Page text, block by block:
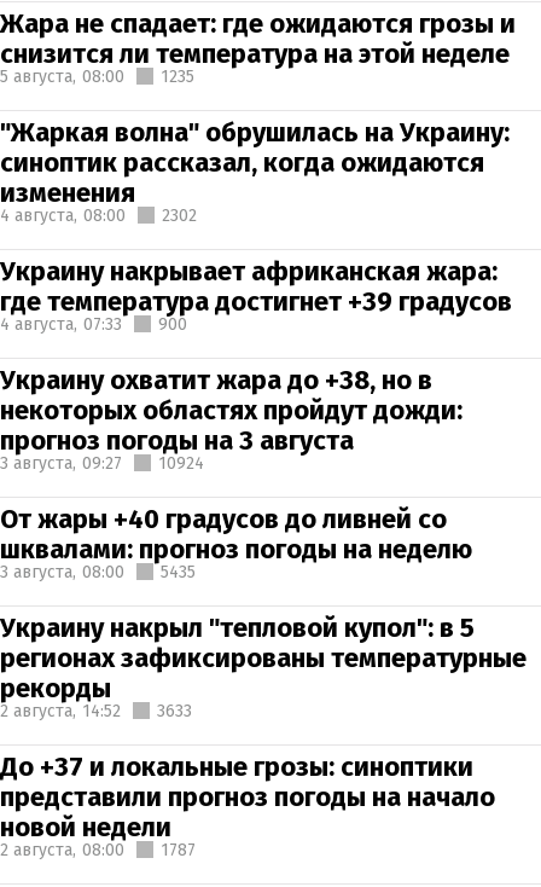
Жара не спадает: где ожидаются грозы и
снизится ли температура на этой неделе
5 августа, 08:00 1235
"Жаркая волна" обрушилась на Украину:
синоптик рассказал, когда ожидаются
изменения
4 августа, 08:00 2302
Украину накрывает африканская жара:
где температура достигнет +39 градусов
4 августа, 07:33 900
Украину охватит жара до +38, но в
некоторых областях пройдут дожди:
прогноз погоды на 3 августа
3 августа, 09:27 10924
От жары +40 градусов до ливней со
шквалами: прогноз погоды на неделю
3 августа, 08:00 5435
Украину накрыл "тепловой купол": в 5
регионах зафиксированы температурные
рекорды
2 августа, 14:52 3633
До +37 и локальные грозы: синоптики
представили прогноз погоды на начало
новой недели
2 августа, 08:00 1787